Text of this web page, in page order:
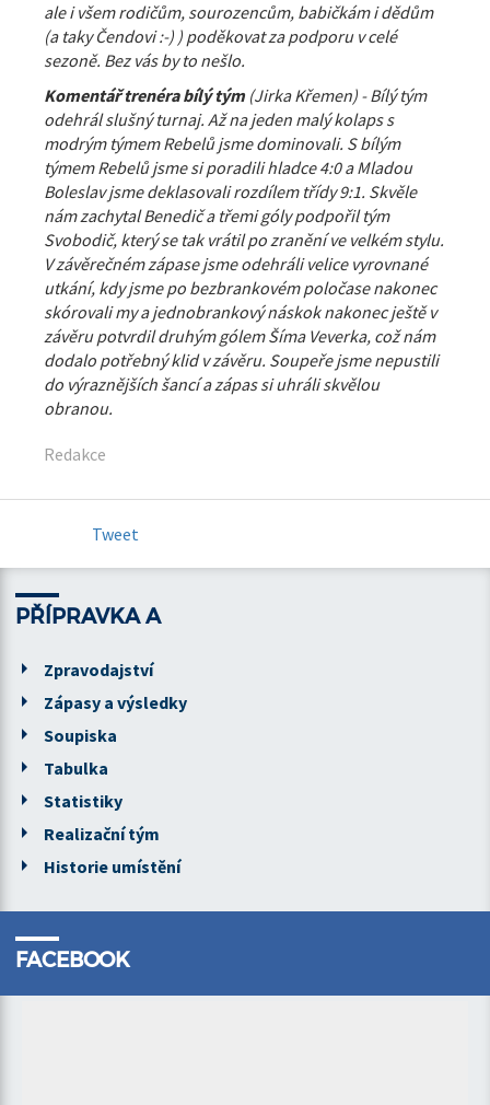
ale i všem rodičům, sourozencům, babičkám i dědům
(a taky Čendovi :-) ) poděkovat za podporu v celé
sezoně. Bez vás by to nešlo.
Komentář trenéra bílý tým (Jirka Křemen) -Bílý tým
odehrál slušný turnaj. Až na jeden malý kolaps s
modrým týmem Rebelů jsme dominovali. S bílým
týmem Rebelů jsme si poradili hladce 4:0 a Mladou
Boleslav jsme deklasovali rozdílem třídy 9:1. Skvěle
nám zachytal Benedič a třemi góly podpořil tým
Svobodič, který se tak vrátil po zranění ve velkém stylu.
V závěrečném zápase jsme odehráli velice vyrovnané
utkání, kdy jsme po bezbrankovém poločase nakonec
skórovali my a jednobrankový náskok nakonec ještě v
závěru potvrdil druhým gólem Šíma Veverka, což nám
dodalo potřebný klid v závěru. Soupeře jsme nepustili
do výraznějších šancí a zápas si uhráli skvělou
obranou.
Redakce
Tweet
PŘÍPRAVKA A
Zpravodajství
Zápasy a výsledky
Soupiska
Tabulka
Statistiky
Realizační tým
Historie umístění
FACEBOOK